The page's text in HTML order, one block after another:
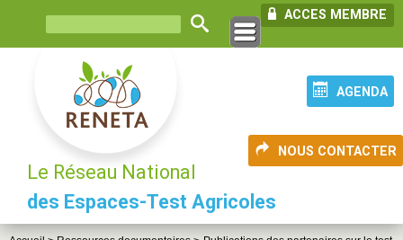
ACCES MEMBRE
AGENDA
NOUS CONTACTER
Le Réseau National
des Espaces-Test Agricoles